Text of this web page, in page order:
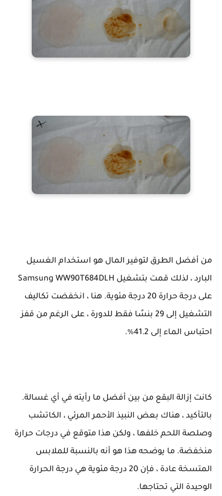
من أفضل الطرق لتوفير المال هو استخدام الغسيل
البارد ، لذلك قمت بتشغيل Samsung WW90T684DLH
على درجة حرارة 20 درجة مئوية. هنا ، انخفضت تكاليف
التشغيل إلى 29 بنسًا فقط للدورة ، على الرغم من قفز
احتباس الماء إلى 41.2٪.
كانت إزالة البقع من بين أفضل ما رأيته في أي غسالة.
بالتأكيد ، هناك بعض النبيذ الأحمر المرئي ، الكاتشب
وصلصة اللحم خلفها ، ولكن هذا متوقع في درجات حرارة
منخفضة. ما يوضحه هذا هو أنه بالنسبة للملابس
المتسخة عادة ، فإن 20 درجة مئوية هي درجة الحرارة
الوحيدة التي تحتاجها.